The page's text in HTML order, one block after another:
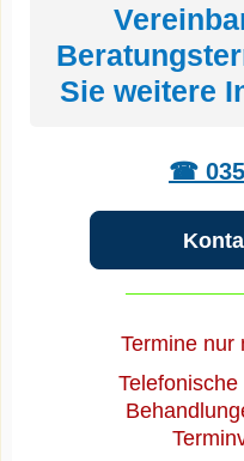
Sie weitere
☎
Termine nur